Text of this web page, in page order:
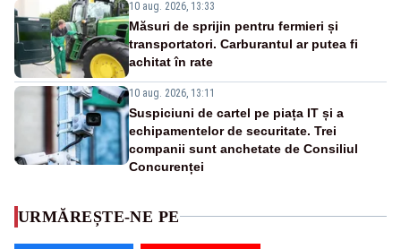
10 aug. 2026, 13:33
Măsuri de sprijin pentru fermieri și
transportatori. Carburantul ar putea fi
achitat în rate
10 aug. 2026, 13:11
Suspiciuni de cartel pe piața IT și a
echipamentelor de securitate. Trei
companii sunt anchetate de Consiliul
Concurenței
URMĂREȘTE-NE PE